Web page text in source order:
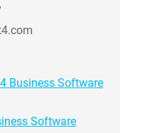
Business Software
Software